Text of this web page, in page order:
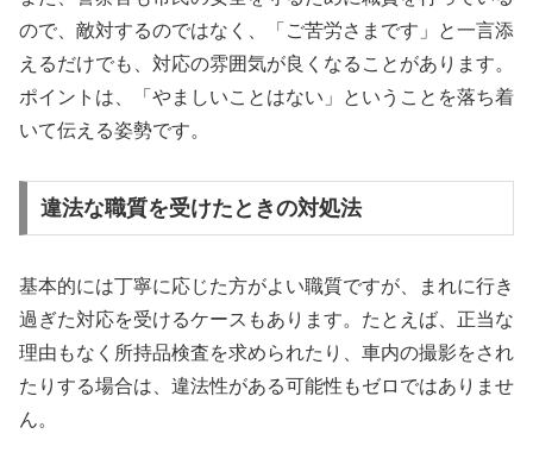
ので、敵対するのではなく、「ご苦労さまです」と一言添
えるだけでも、対応の雰囲気が良くなることがあります。
ポイントは、「やましいことはない」ということを落ち着
いて伝える姿勢です。
違法な職質を受けたときの対処法
基本的には丁寧に応じた方がよい職質ですが、まれに行き
過ぎた対応を受けるケースもあります。たとえば、正当な
理由もなく所持品検査を求められたり、車内の撮影をされ
たりする場合は、違法性がある可能性もゼロではありませ
ん。